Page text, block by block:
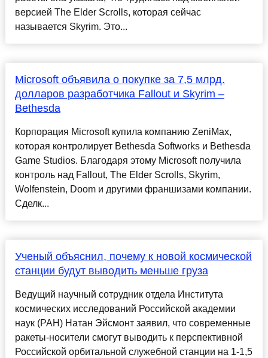
версией The Elder Scrolls, которая сейчас
называется Skyrim. Это...
Microsoft объявила о покупке за 7,5 млрд.
долларов разработчика Fallout и Skyrim –
Bethesda
Корпорация Microsoft купила компанию ZeniMax,
которая контролирует Bethesda Softworks и Bethesda
Game Studios. Благодаря этому Microsoft получила
контроль над Fallout, The Elder Scrolls, Skyrim,
Wolfenstein, Doom и другими франшизами компании.
Сделк...
Ученый объяснил, почему к новой космической
станции будут выводить меньше груза
Ведущий научный сотрудник отдела Института
космических исследований Российской академии
наук (РАН) Натан Эйсмонт заявил, что современные
ракеты-носители смогут выводить к перспективной
Российской орбитальной служебной станции на 1-1,5